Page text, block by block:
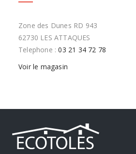
Zone des Dunes RD 943
62730 LES ATTAQUES
Telephone :03 21 34 72 78
Voir le magasin